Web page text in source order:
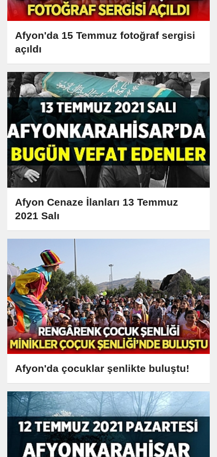
Afyon'da 15 Temmuz fotoğraf sergisi
açıldı
Afyon Cenaze İlanları 13 Temmuz
2021 Salı
Afyon'da çocuklar şenlikte buluştu!